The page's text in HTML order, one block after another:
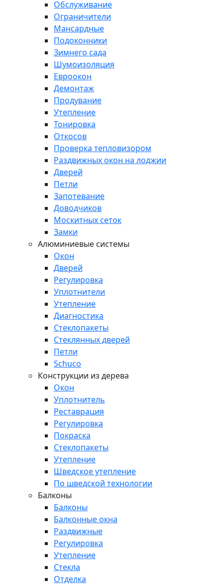
Обслуживание
Ограничители
Мансардные
Подоконники
Зимнего сада
Шумоизоляция
Евроокон
Демонтаж
Продувание
Утепление
Тонировка
Откосов
Проверка тепловизором
Раздвижных окон на лоджии
Дверей
Петли
Запотевание
Доводчиков
Москитных сеток
Замки
Алюминиевые системы
Окон
Дверей
Регулировка
Уплотнители
Утепление
Диагностика
Стеклопакеты
Стеклянных дверей
Петли
Schuco
Конструкции из дерева
Окон
Уплотнитель
Реставрация
Регулировка
Покраска
Стеклопакеты
Утепление
Шведское утепление
По шведской технологии
Балконы
Балконы
Балконные окна
Раздвижные
Регулировка
Утепление
Стекла
Отделка